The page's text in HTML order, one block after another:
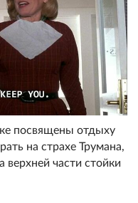
посвящены отдыху
на страхе Трумана,
верхней части стойки